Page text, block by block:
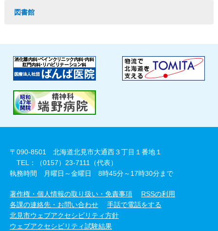
図書館
〒090-8501 北海道北見市大通西３丁目１番地１
TEL：（0157）23-7111（代表）
執務時間 月曜日～金曜日 8時45分～17時30分まで
著作権・個人情報の取り扱い・免責事項
RSSの利用
各課の連絡先・お問い合わせ
手話で電話をする
北見市ウェブアクセシビリティ方針
ウェブアクセシビリティ試験結果